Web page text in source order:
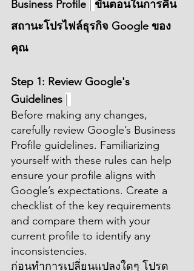
Business Profile
ขั้นตอนในการคืน
สถานะโปรไฟล์ธุรกิจ Google ของ
คุณ
Step 1: Review Google's
Guidelines |
Before making any changes,
carefully review Google’s Business
Profile guidelines. Familiarizing
yourself with these rules can help
ensure your profile aligns with
Google’s expectations. Create a
checklist of the key requirements
and compare them with your
current profile to identify any
inconsistencies.
ก่อนทำการเปลี่ยนแปลงใดๆ โปรด